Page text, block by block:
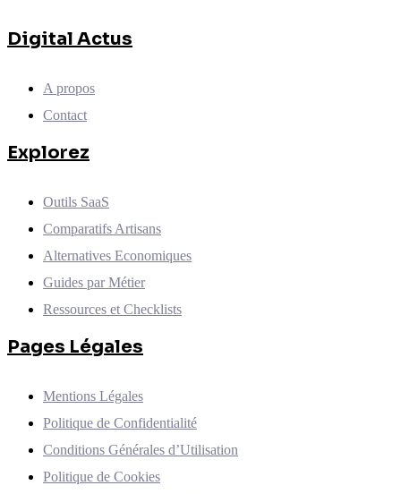
Digital Actus
A propos
Contact
Explorez
Outils SaaS
Comparatifs Artisans
Alternatives Economiques
Guides par Métier
Ressources et Checklists
Pages Légales
Mentions Légales
Politique de Confidentialité
Conditions Générales d’Utilisation
Politique de Cookies